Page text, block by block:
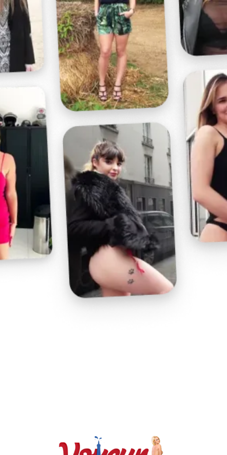
Profitez d'un essai 24h pour seulement 2€ !
Découvrir !
Basculer
navigation
VIDÉO À PROPOS
UNE PIPE BIEN MÉRITÉE...
00:41 - 1 895 vues
Video